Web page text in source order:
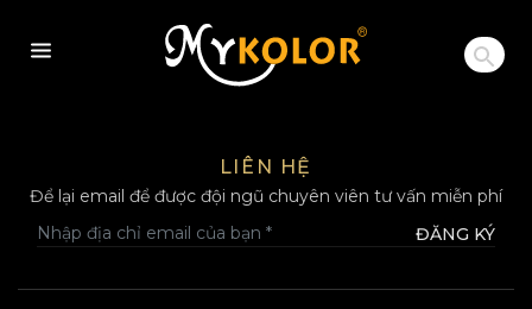
MYKOLOR
LIÊN HỆ
Để lại email để được đội ngũ chuyên viên tư vấn miễn phí
ĐĂNG KÝ